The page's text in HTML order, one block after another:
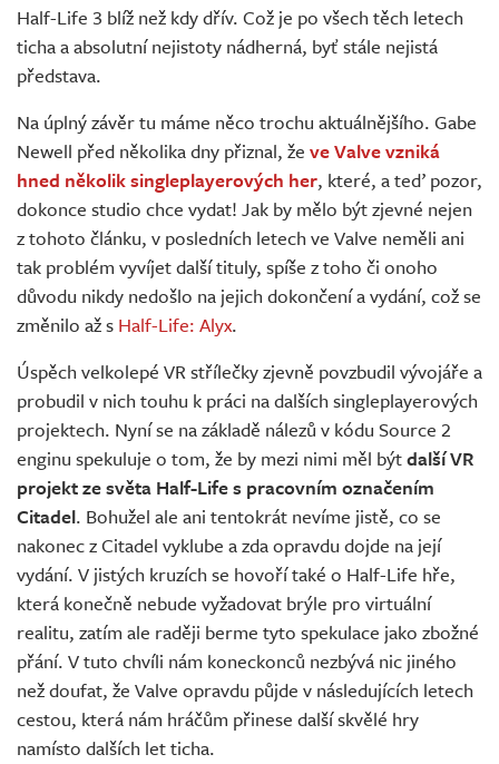
Half-Life 3 blíž než kdy dřív. Což je po všech těch letech
ticha a absolutní nejistoty nádherná, byť stále nejistá
představa.
Na úplný závěr tu máme něco trochu aktuálnějšího. Gabe
Newell před několika dny přiznal, že ve Valve vzniká
hned několik singleplayerových her, které, a teď pozor,
dokonce studio chce vydat! Jak by mělo být zjevné nejen
z tohoto článku, v posledních letech ve Valve neměli ani
tak problém vyvíjet další tituly, spíše z toho či onoho
důvodu nikdy nedošlo na jejich dokončení a vydání, což se
změnilo až s Half-Life: Alyx.
Úspěch velkolepé VR střílečky zjevně povzbudil vývojáře a
probudil v nich touhu k práci na dalších singleplayerových
projektech. Nyní se na základě nálezů v kódu Source 2
enginu spekuluje o tom, že by mezi nimi měl býtdalší VR
projekt ze světa Half-Life s pracovním označením
Citadel. Bohužel ale ani tentokrát nevíme jistě, co se
nakonec z Citadel vyklube a zda opravdu dojde na její
vydání. V jistých kruzích se hovoří také o Half-Life hře,
která konečně nebude vyžadovat brýle pro virtuální
realitu, zatím ale raději berme tyto spekulace jako zbožné
přání. V tuto chvíli nám koneckonců nezbývá nic jiného
než doufat, že Valve opravdu půjde v následujících letech
cestou, která nám hráčům přinese další skvělé hry
namísto dalších let ticha.